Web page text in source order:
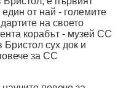
от най - големите
на своето
корабът - музей СС
сух док и
за СС